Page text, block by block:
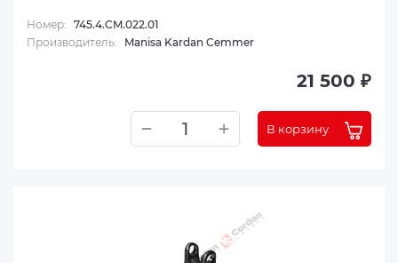
Номер: 745.4.CM.022.01
Производитель:
Manisa Kardan Cemmer
21 500 ₽
В корзину